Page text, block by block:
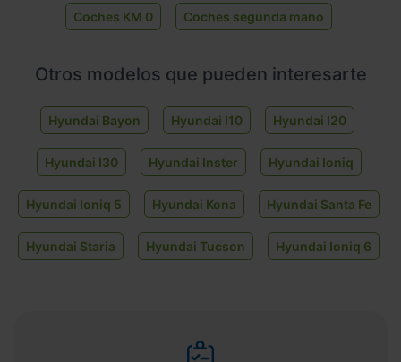
Coches KM 0 Coches segunda mano
Otros modelos que pueden interesarte
Hyundai Bayon Hyundai I10 Hyundai I20
Hyundai I30 Hyundai Inster Hyundai Ioniq
Hyundai Ioniq 5 Hyundai Kona Hyundai Santa Fe
Hyundai Staria Hyundai Tucson Hyundai Ioniq 6